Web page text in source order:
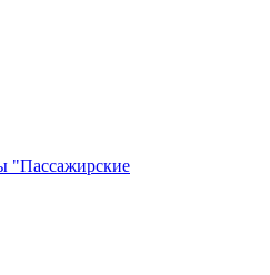
"Пассажирские